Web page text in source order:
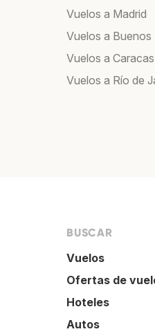
Vuelos a Madrid
Vuelos a Buenos
Vuelos a Caracas
Vuelos a Río de
BUSCAR
Vuelos
Ofertas de
Hoteles
Autos